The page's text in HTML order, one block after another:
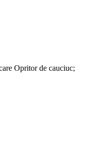
Opritor de cauciuc;